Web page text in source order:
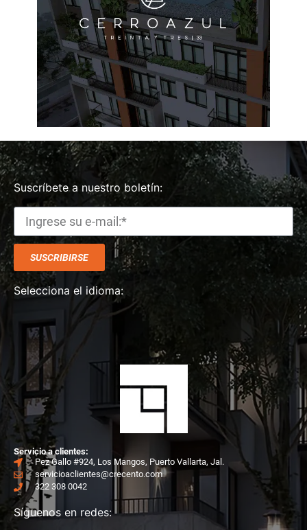
Suscríbete a nuestro boletín:
SUSCRIBIRSE
Selecciona el idioma:
Servicio a clientes:
Pez Gallo #924, Los Mangos, Puerto Vallarta, Jal.
servicioaclientes@crecento.com
322 308 0042
Síguenos en redes: